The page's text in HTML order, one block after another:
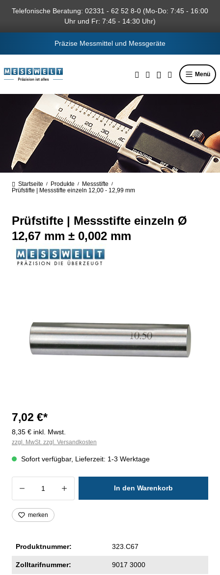
springen
Telefonische Beratung: 02331 - 62 52 8-0 (Mo-Do: 7:45 - 16:00
Uhr und Fr: 7:45 - 14:30 Uhr)
Präzise Messmittel und Messgeräte
Menü
Startseite / Produkte / Messstifte /
Prüfstifte | Messstifte einzeln 12,00 - 12,99 mm
Prüfstifte | Messstifte einzeln Ø
12,67 mm ± 0,002 mm
7,02 €*
8,35 € inkl. Mwst.
zzgl. MwSt. zzgl. Versandkosten
Sofort verfügbar, Lieferzeit: 1-3 Werktage
Produkt Anzahl: Gib den gewünschten
In den Warenkorb
merken
Produktnummer: 323.C67
Zolltarifnummer: 9017 3000